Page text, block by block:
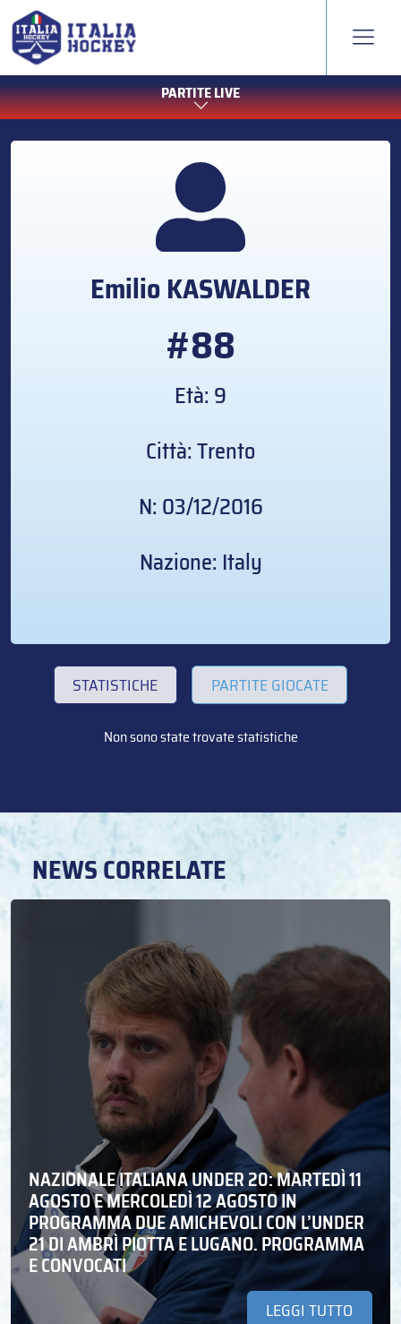
PARTITE LIVE
EmilioKASWALDER
#88
Età: 9
Città: Trento
N: 03/12/2016
Nazione: Italy
STATISTICHE PARTITE GIOCATE
Non sono state trovate statistiche
NEWS CORRELATE
NAZIONALE ITALIANA UNDER 20: MARTEDÌ 11
AGOSTO E MERCOLEDÌ 12 AGOSTO IN
PROGRAMMA DUE AMICHEVOLI CON L’UNDER
21 DI AMBRÌ PIOTTA E LUGANO. PROGRAMMA
E CONVOCATI
LEGGI TUTTO